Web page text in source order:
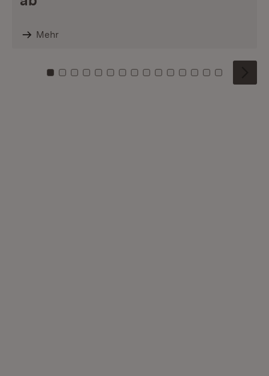
Mehr
Zu Kachel: 0
Zu Kachel: 1
Zu Kachel: 2
Zu Kachel: 3
Zu Kachel: 4
Zu Kachel: 5
Zu Kachel: 6
Zu Kachel: 7
Zu Kachel: 8
Zu Kachel: 9
Zu Kachel: 10
Zu Kachel: 11
Zu Kachel: 12
Zu Kachel:
Zu